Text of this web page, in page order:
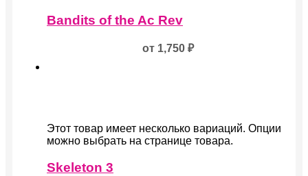
Bandits of the Ac Rev
от 1,750 ₽
Этот товар имеет несколько вариаций. Опции
можно выбрать на странице товара.
Skeleton 3